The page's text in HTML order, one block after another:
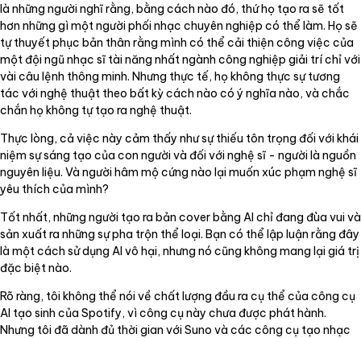
là những người nghĩ rằng, bằng cách nào đó, thứ họ tạo ra sẽ tốt
hơn những gì một người phối nhạc chuyên nghiệp có thể làm. Họ sẽ
tự thuyết phục bản thân rằng mình có thể cải thiện công việc của
một đội ngũ nhạc sĩ tài năng nhất ngành công nghiệp giải trí chỉ với
vài câu lệnh thông minh. Nhưng thực tế, họ không thực sự tương
tác với nghệ thuật theo bất kỳ cách nào có ý nghĩa nào, và chắc
chắn họ không tự tạo ra nghệ thuật.
Thực lòng, cả việc này cảm thấy như sự thiếu tôn trọng đối với khái
niệm sự sáng tạo của con người và đối với nghệ sĩ - người là nguồn
nguyên liệu. Và người hâm mộ cứng nào lại muốn xúc phạm nghệ sĩ
yêu thích của mình?
Tốt nhất, những người tạo ra bản cover bằng AI chỉ đang đùa vui và
sản xuất ra những sự pha trộn thể loại. Bạn có thể lập luận rằng đây
là một cách sử dụng AI vô hại, nhưng nó cũng không mang lại giá trị
đặc biệt nào.
Rõ ràng, tôi không thể nói về chất lượng đầu ra cụ thể của công cụ
AI tạo sinh của Spotify, vì công cụ này chưa được phát hành.
Nhưng tôi đã dành đủ thời gian với Suno và các công cụ tạo nhạc